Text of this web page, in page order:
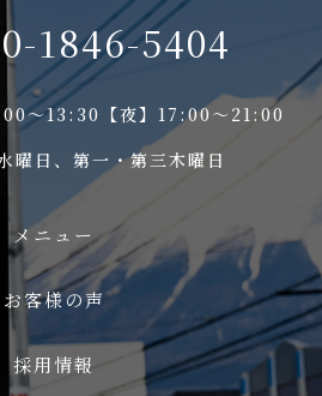
1846-5404
～13:30【夜】17:00～21:00
曜日、第一・第三木曜日
メニュー
お客様の声
採用情報